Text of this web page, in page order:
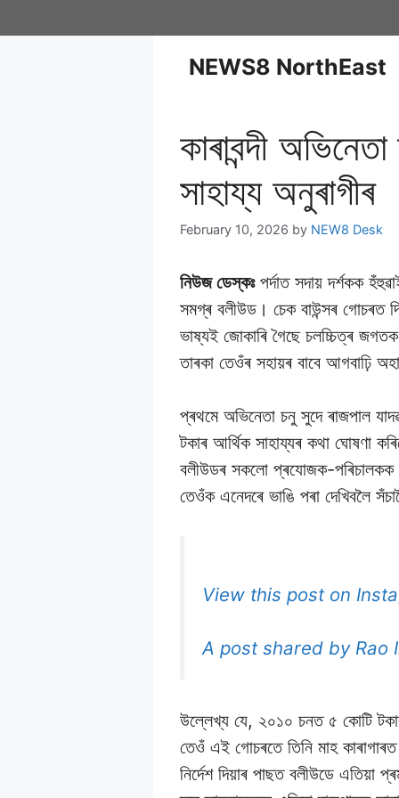
NEWS8 NorthEast
কাৰাবন্দী
সাহায্য অনুৰাগীৰ
February 10, 2026 by NEW8 Desk
নিউজ ডেস্কঃপৰ্দাত সদায় দৰ্শকক
সমগ্ৰ বলীউড। চেক বাউন্সৰ গোচৰত
ভাষ্যই জোকাৰি গৈছে চলচ্চিত্ৰ
তাৰকা তেওঁৰ সহায়ৰ বাবে আগবাঢ়ি
প্ৰথমে অভিনেতা চনু সুদে ৰাজপাল
টকাৰ আৰ্থিক সাহায্যৰ কথা ঘোষণা
বলীউডৰ সকলো প্ৰযোজক-পৰিচালকক
তেওঁক এনেদৰে ভাঙি পৰা দেখিবলৈ
View this post on
A post shared by Rao
উল্লেখ্য যে, ২০১০ চনত ৫ কোটি
তেওঁ এই গোচৰতে তিনি মাহ কাৰাগাৰত
নিৰ্দেশ দিয়াৰ পাছত বলীউডে